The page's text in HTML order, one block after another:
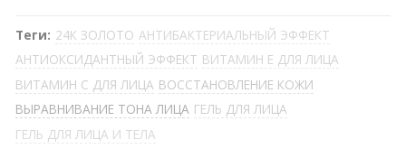
Теги: 24К ЗОЛОТО АНТИБАКТЕРИАЛЬНЫЙ ЭФФЕКТ
АНТИОКСИДАНТНЫЙ ЭФФЕКТ ВИТАМИН Е ДЛЯ ЛИЦА
ВИТАМИН С ДЛЯ ЛИЦА ВОССТАНОВЛЕНИЕ КОЖИ
ВЫРАВНИВАНИЕ ТОНА ЛИЦА ГЕЛЬ ДЛЯ ЛИЦА
ГЕЛЬ ДЛЯ ЛИЦА И ТЕЛА